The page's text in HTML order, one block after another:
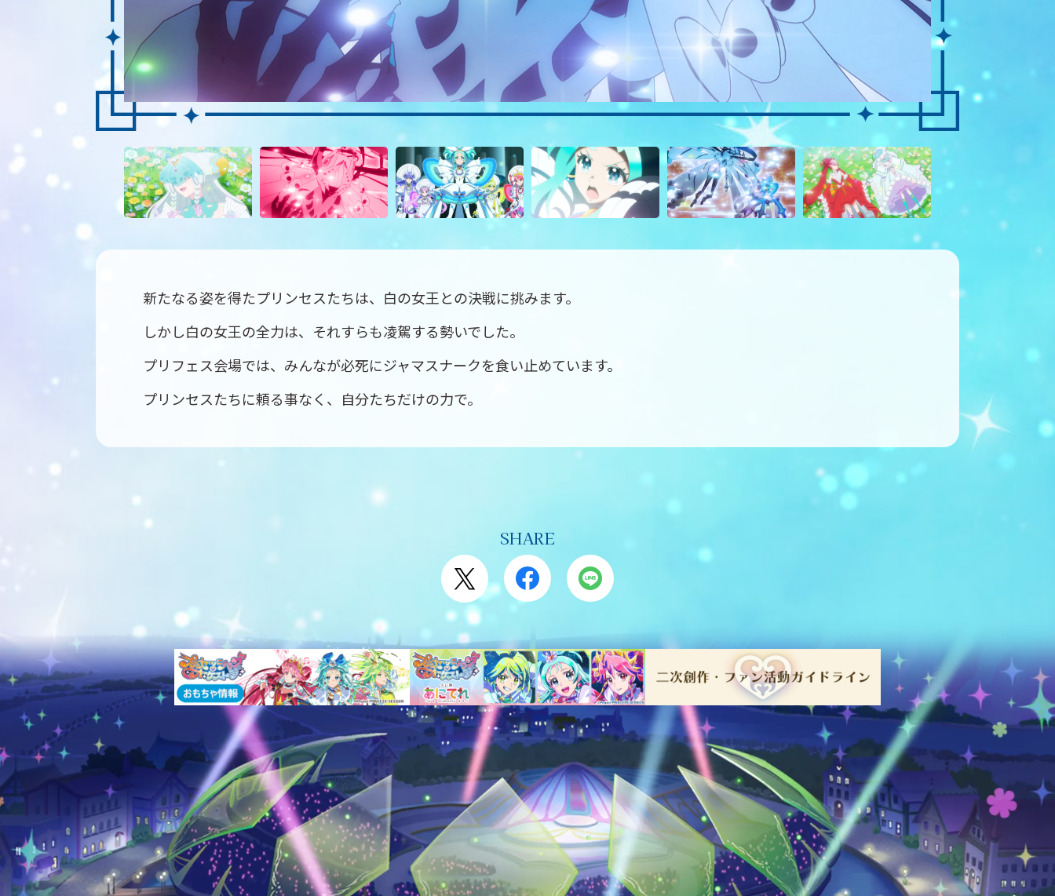
新たなる姿を得たプリンセスたちは、白の女王との決戦に挑みます。
しかし白の女王の全力は、それすらも凌駕する勢いでした。
プリフェス会場では、みんなが必死にジャマスナークを食い止めています。
プリンセスたちに頼る事なく、自分たちだけの力で。
SHARE